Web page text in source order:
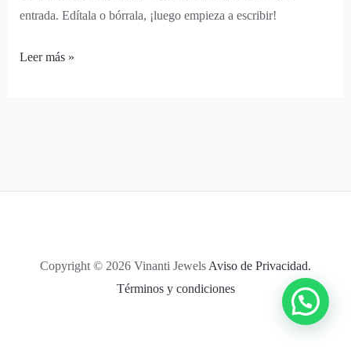
entrada. Edítala o bórrala, ¡luego empieza a escribir!
¡Hola,
Leer más »
Copyright © 2026 Vinanti Jewels Aviso de Privacidad.
Términos y condiciones